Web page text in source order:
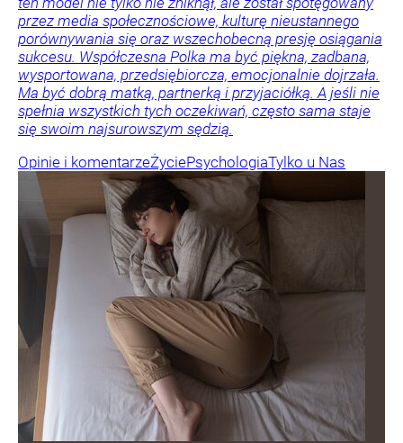
przez media społecznościowe, kulturę nieustannego
porównywania się oraz wszechobecną presję osiągania
sukcesu. Współczesna Polka ma być piękna, zadbana,
wysportowana, przedsiębiorcza, emocjonalnie dojrzała.
Ma być dobrą matką, partnerką i przyjaciółką. A jeśli nie
spełnia wszystkich tych oczekiwań, często sama staje
się swoim najsurowszym sędzią.
Opinie i komentarzeŻyciePsychologiaTylko u Nas